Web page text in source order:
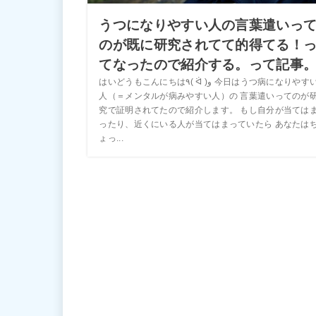
うつになりやすい人の言葉遣いって
のが既に研究されてて的得てる！っ
てなったので紹介する。って記事。
はいどうもこんにちは٩( ᐛ )و 今日はうつ病になりやすい
人（＝メンタルが病みやすい人）の 言葉遣いってのが
究で証明されてたので紹介します。 もし自分が当てはま
ったり、近くにいる人が当てはまっていたら あなたは
ょっ...